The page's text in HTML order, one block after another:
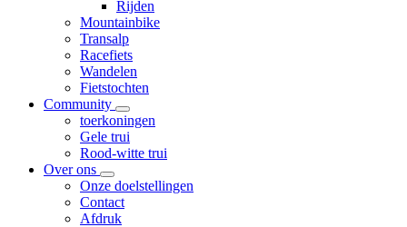
Rijden
Mountainbike
Transalp
Racefiets
Wandelen
Fietstochten
Community
toerkoningen
Gele trui
Rood-witte trui
Over ons
Onze doelstellingen
Contact
Afdruk